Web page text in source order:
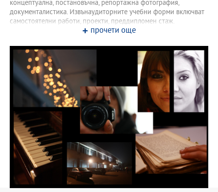
концептуална, постановъчна, репортажна фотография,
документалистика. Извънаудиторните учебни форми включват
самостоятелни работи, проекти, преддипломен стаж.
Програмата предлага подготвителен модул за кандидати от
други образователни области.
прочети още